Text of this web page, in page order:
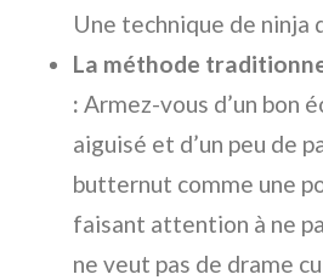
Une technique de ninja
La méthode
: Armez-vous d’un bon
aiguisé et d’un peu de
butternut comme une
faisant attention à ne
ne veut pas de drame